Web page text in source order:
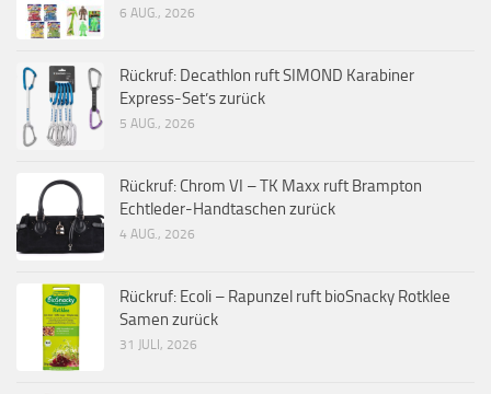
6 AUG., 2026
Rückruf: Decathlon ruft SIMOND Karabiner
Express-Set’s zurück
5 AUG., 2026
Rückruf: Chrom VI – TK Maxx ruft Brampton
Echtleder-Handtaschen zurück
4 AUG., 2026
Rückruf: Ecoli – Rapunzel ruft bioSnacky Rotklee
Samen zurück
31 JULI, 2026